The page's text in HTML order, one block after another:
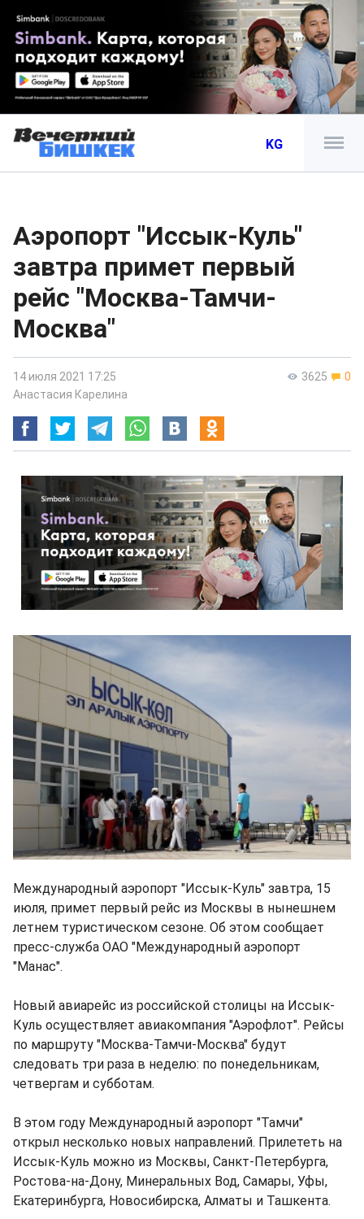
KG
Аэропорт "Иссык-Куль"
завтра примет первый
рейс "Москва-Тамчи-
Москва"
3625 0
14 июля 2021 17:25
Анастасия Карелина
Международный аэропорт "Иссык-Куль" завтра, 15
июля, примет первый рейс из Москвы в нынешнем
летнем туристическом сезоне. Об этом сообщает
пресс-служба ОАО "Международный аэропорт
"Манас".
Новый авиарейс из российской столицы на Иссык-
Куль осуществляет авиакомпания "Аэрофлот". Рейсы
по маршруту "Москва-Тамчи-Москва" будут
следовать три раза в неделю: по понедельникам,
четвергам и субботам.
В этом году Международный аэропорт "Тамчи"
открыл несколько новых направлений. Прилететь на
Иссык-Куль можно из Москвы, Санкт-Петербурга,
Ростова-на-Дону, Минеральных Вод, Самары, Уфы,
Екатеринбурга, Новосибирска, Алматы и Ташкента.